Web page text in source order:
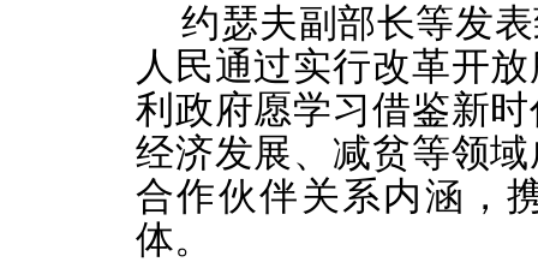
约瑟夫副部长等发
人民通过实行改革开
利政府愿学习借鉴新
经济发展、减贫等领
合作伙伴关系内涵，
体。